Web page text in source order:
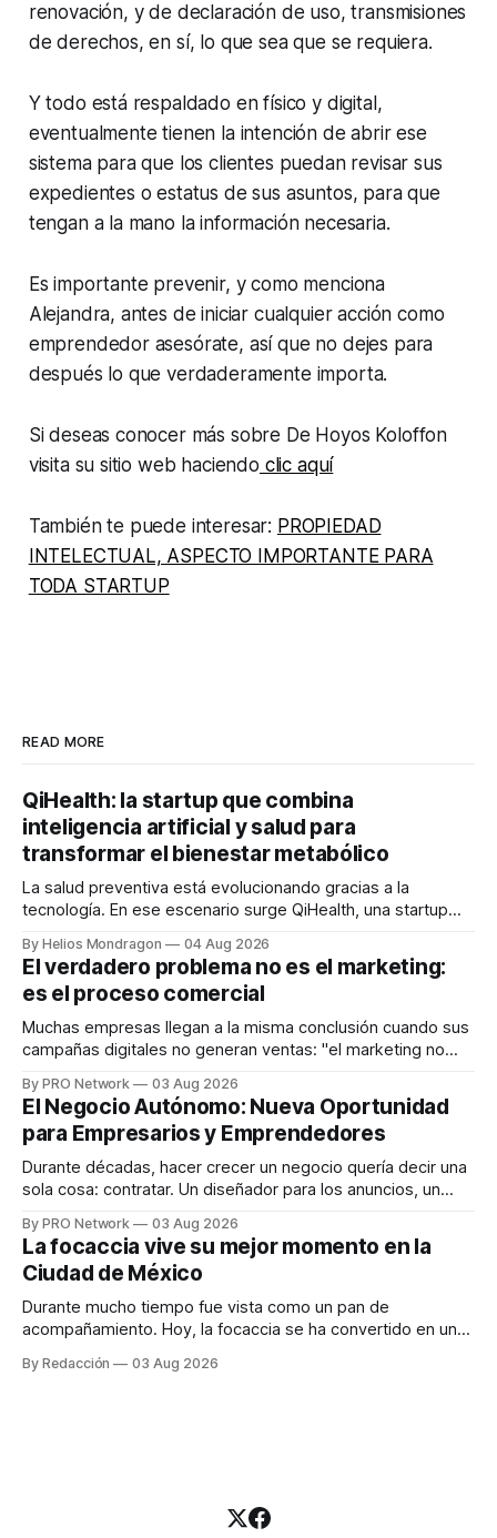
renovación, y de declaración de uso, transmisiones
de derechos, en sí, lo que sea que se requiera.
Y todo está respaldado en físico y digital,
eventualmente tienen la intención de abrir ese
sistema para que los clientes puedan revisar sus
expedientes o estatus de sus asuntos, para que
tengan a la mano la información necesaria.
Es importante prevenir, y como menciona
Alejandra, antes de iniciar cualquier acción como
emprendedor asesórate, así que no dejes para
después lo que verdaderamente importa.
Si deseas conocer más sobre De Hoyos Koloffon
visita su sitio web haciendo clic aquí
También te puede interesar: PROPIEDAD
INTELECTUAL, ASPECTO IMPORTANTE PARA
TODA STARTUP
READ MORE
QiHealth: la startup que combina
inteligencia artificial y salud para
transformar el bienestar metabólico
La salud preventiva está evolucionando gracias a la
tecnología. En ese escenario surge QiHealth, una startup
dispositivos inteligentes, inteligencia artificial y monitoreo
en tiempo real para ayudar a las personas a tomar mejores
decisiones sobre su salud metabólica. Su propuesta busca
responder
By Helios Mondragon 04 Aug 2026
El verdadero problema no es el marketing:
es el proceso comercial
Muchas empresas llegan a la misma conclusión cuando sus
campañas digitales no generan ventas: "el marketing no
INTERIUS, el problema suele estar en otro lugar. Durante
una entrevista para el podcast SER PRO, el especialista en
marketing digital explicó que
By PRO Network 03 Aug 2026
El Negocio Autónomo: Nueva Oportunidad
para Empresarios y Emprendedores
Durante décadas, hacer crecer un negocio quería decir una
sola cosa: contratar. Un diseñador para los anuncios, un
para los textos, alguien que supiera de publicidad digital
para encontrar prospectos, un vendedor para atender
llamadas y mensajes, y —con suerte— una persona
By PRO Network 03 Aug 2026
La focaccia vive su mejor momento en la
Ciudad de México
Durante mucho tiempo fue vista como un pan de
acompañamiento. Hoy, la focaccia se ha convertido en uno
artesanal, ingredientes de calidad y experiencias que
By Redacción 03 Aug 2026